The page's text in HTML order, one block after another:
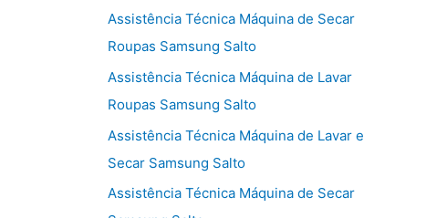
Assistência Técnica Máquina de Secar
Roupas Samsung Salto
Assistência Técnica Máquina de Lavar
Roupas Samsung Salto
Assistência Técnica Máquina de Lavar e
Secar Samsung Salto
Assistência Técnica Máquina de Secar